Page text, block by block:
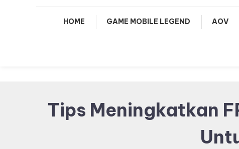
HOME GAME MOBILE LEGEND AOV
Tips Meningkatkan